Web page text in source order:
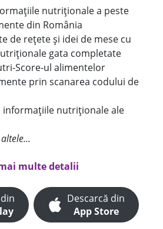
nutriționale a peste
din România
de rețete și idei de mese cu
gata completate
Score-ul alimentelor
prin scanarea codului de
informațiile nutriționale ale
multe detalii
Descarcă din
App Store